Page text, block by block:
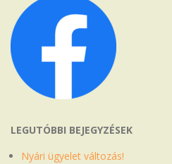
LEGUTÓBBI BEJEGYZÉSEK
Nyári ügyelet változás!